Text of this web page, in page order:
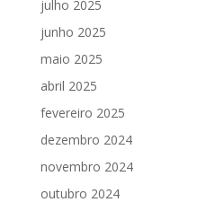
julho 2025
junho 2025
maio 2025
abril 2025
fevereiro 2025
dezembro 2024
novembro 2024
outubro 2024